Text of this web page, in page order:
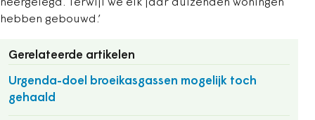
neergelegd. Terwijl we elk jaar duizenden woningen
hebben gebouwd.’
Gerelateerde artikelen
Urgenda-doel broeikasgassen mogelijk toch
gehaald